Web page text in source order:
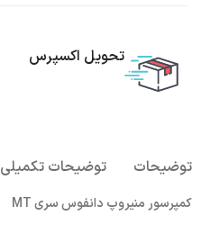
تحویل اکسپرس
توضیحات توضیحات تکمیلی
کمپرسور منیروپ دانفوس سری MT